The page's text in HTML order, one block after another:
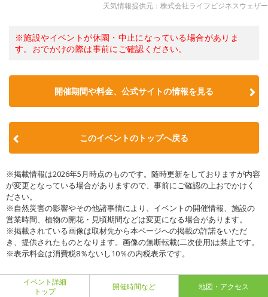
天気情報提供元：株式会社ライフビジネスウェザー
※施設やイベントが休園・中止になっている場合がありま
す。おでかけの際は事前にご確認ください。
開催期間や料金、公式サイトの情報を見る
このイベントのトップへ戻る
※掲載情報は2026年5月時点のものです。随時更新をしておりますが内容
が変更となっている場合がありますので、事前にご確認の上おでかけく
ださい。
※自然災害の影響やその他諸事情により、イベントの開催情報、施設の
営業時間、植物の開花・見頃期間などは変更になる場合があります。
※掲載されている画像は取材先から本ページへの掲載の許諾をいただ
き、提供されたものとなります。画像の無断転載(二次使用)は禁止です。
※表示料金は消費税8％ないし10％の内税表示です。
イベント詳細
トップ
開催時間など 地図・アクセス